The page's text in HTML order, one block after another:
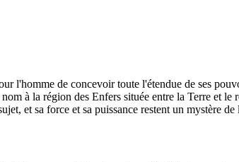
l'homme de concevoir toute l'étendue de ses
à la région des Enfers située entre la Terre et le
et sa force et sa puissance restent un mystère